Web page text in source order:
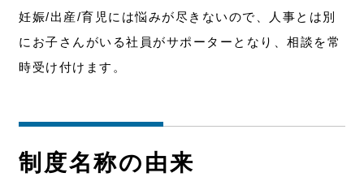
妊娠/出産/育児には悩みが尽きないので、人事とは別
にお子さんがいる社員がサポーターとなり、相談を常
時受け付けます。
制度名称の由来